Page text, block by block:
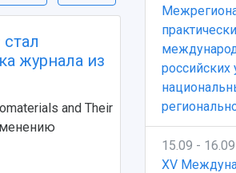
журнала из
and Their
российских
15.09 - 16.09
XV